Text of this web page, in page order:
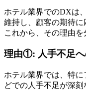
ホテル業界でのDXは
維持し、顧客の期待に
これから、その理由
理由①: 人手不足
ホテル業界では、特
どでの人手不足が深